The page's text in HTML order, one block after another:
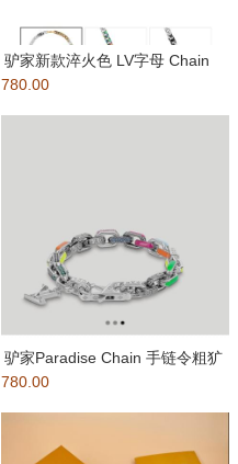
驴家新款淬火色 LV字母 Chain
Links Patch
780.00
驴家Paradise Chain 手链令粗犷
链环紧密相扣，其
780.00